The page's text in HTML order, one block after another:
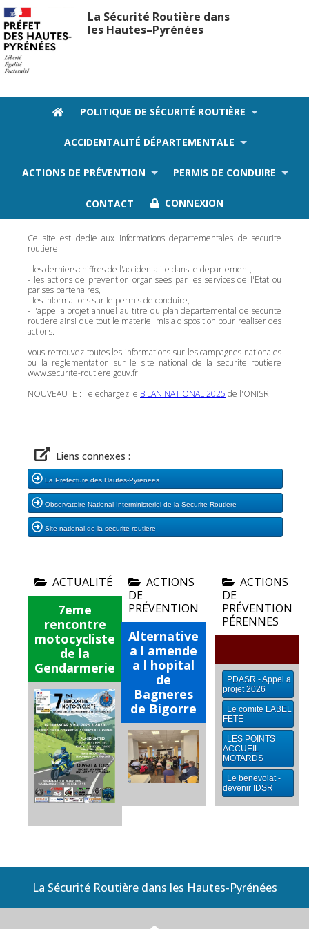
La Sécurité Routière dans
les Hautes–Pyrénées
POLITIQUE DE SÉCURITÉ ROUTIÈRE
ACCIDENTALITÉ DÉPARTEMENTALE
ACTIONS DE PRÉVENTION PERMIS DE CONDUIRE
CONTACT CONNEXION
departementales de securite routiere
Ce site est dedie aux informations departementales de securite
routiere :
- les derniers chiffres de l'accidentalite dans le departement,
- les actions de prevention organisees par les services de l'Etat ou
par ses partenaires,
- les informations sur le permis de conduire,
- l'appel a projet annuel au titre du plan departemental de securite
routiere ainsi que tout le materiel mis a disposition pour realiser des
actions.
Vous retrouvez toutes les informations sur les campagnes nationales
ou la reglementation sur le site national de la securite routiere
www.securite-routiere.gouv.fr.
NOUVEAUTE : Telechargez le BILAN NATIONAL 2025 de l'ONISR
Liens connexes :
La Prefecture des Hautes-Pyrenees
Observatoire National Interministeriel de la Securite Routiere
Site national de la securite routiere
ACTUALITÉ
7eme
rencontre
motocycliste
de la
Gendarmerie
ACTIONS
DE
PRÉVENTION
Alternative
a l amende
a l hopital
de
Bagneres
de Bigorre
ACTIONS
DE
PRÉVENTION
PÉRENNES
PDASR - Appel a
projet 2026
Le comite LABEL
FETE
LES POINTS
ACCUEIL
MOTARDS
Le benevolat -
devenir IDSR
La Sécurité Routière dans les Hautes-Pyrénées